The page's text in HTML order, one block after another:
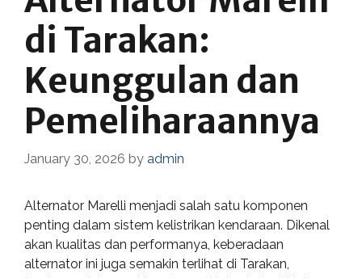
di Tarakan:
Keunggulan dan
Pemeliharaannya
January 30, 2026 by admin
Alternator Marelli menjadi salah satu komponen
penting dalam sistem kelistrikan kendaraan. Dikenal
akan kualitas dan performanya, keberadaan
alternator ini juga semakin terlihat di Tarakan,